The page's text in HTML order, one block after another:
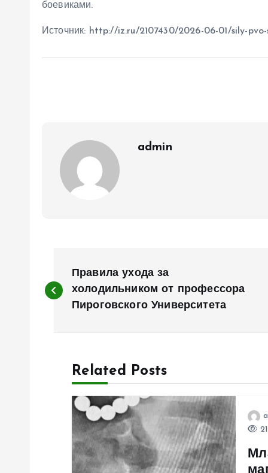
боевиками.
Источник: http://iz.ru/2107430/2026-06-01/sily-
admin
а
Правила ухода за
холодильником от профессора
Пироговского Университета
Related Posts